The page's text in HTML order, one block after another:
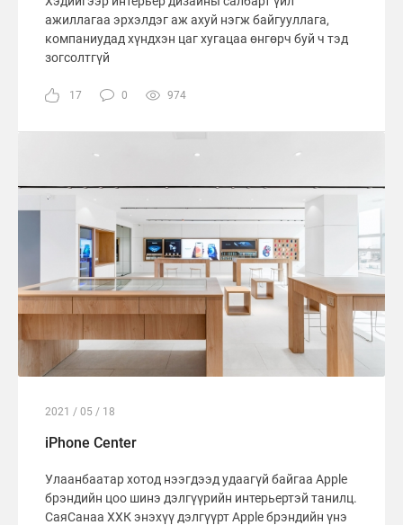
ажиллагаа эрхэлдэг аж ахуй нэгж байгууллага,
компаниудад хүндхэн цаг хугацаа өнгөрч буй ч тэд
зогсолтгүй
17 0 974
2021 / 05 / 18
iPhone Center
Улаанбаатар хотод нээгдээд удаагүй байгаа Apple
брэндийн цоо шинэ дэлгүүрийн интерьертэй танилц.
СаяСанаа ХХК энэхүү дэлгүүрт Apple брэндийн үнэ